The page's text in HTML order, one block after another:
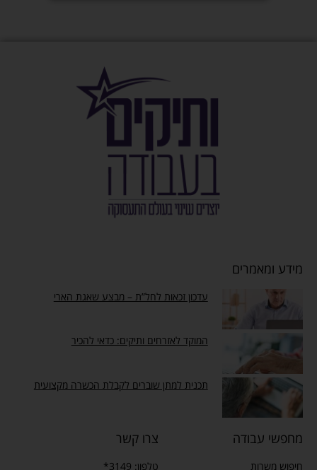
מידע ומאמרים
עדכון זכאות לחל”ת – מבצע שאגת הארי
המוקד לאזרחים ותיקים: כדאי להכיר
תכנית למתן שוברים לקבלת הכשרה מקצועית
מחפשי עבודה
חיפוש משרות
צרו קשר
טלפון: 3149*